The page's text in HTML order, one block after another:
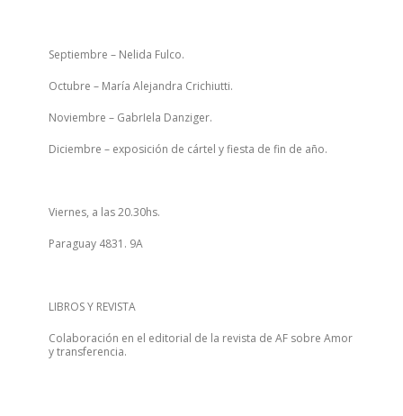
Septiembre – Nelida Fulco.
Octubre – María Alejandra Crichiutti.
Noviembre – GabrIela Danziger.
Diciembre – exposición de cártel y fiesta de fin de año.
Viernes, a las 20.30hs.
Paraguay 4831. 9A
LIBROS Y REVISTA
Colaboración en el editorial de la revista de AF sobre Amor
y transferencia.